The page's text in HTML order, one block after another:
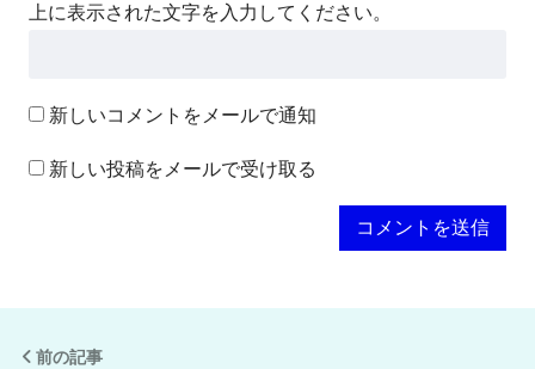
上に表示された文字を入力してください。
新しいコメントをメールで通知
新しい投稿をメールで受け取る
前の記事